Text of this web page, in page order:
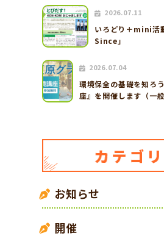
2026.07.11
いろどり＋mini活
Since」
2026.07.04
環境保全の基礎を知ろ
座』を開催します（一
お知らせ
開催